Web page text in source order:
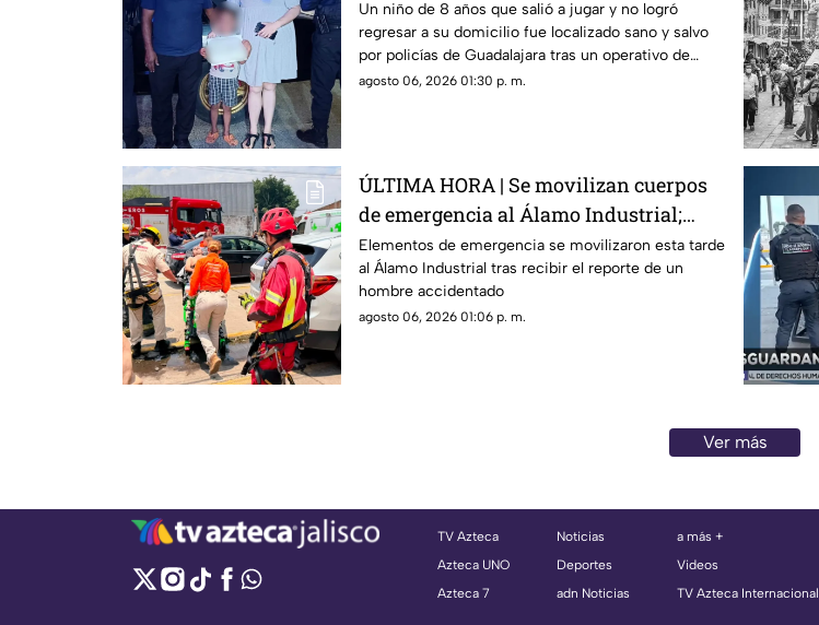
Cecilia
Un niño de 8 años que salió a jugar y no logró
regresar a su domicilio fue localizado sano y salvo
por policías de Guadalajara tras un operativo de
búsqueda en la colonia Santa Cecilia.
agosto 06, 2026 01:30 p. m.
ÚLTIMA HORA | Se movilizan cuerpos
de emergencia al Álamo Industrial;
¿hay heridos?
Elementos de emergencia se movilizaron esta tarde
al Álamo Industrial tras recibir el reporte de un
hombre accidentado
agosto 06, 2026 01:06 p. m.
Ver más
TV Azteca
Azteca UNO
Azteca 7
Noticias
Deportes
adn Noticias
a más +
Videos
TV Azteca Internacional